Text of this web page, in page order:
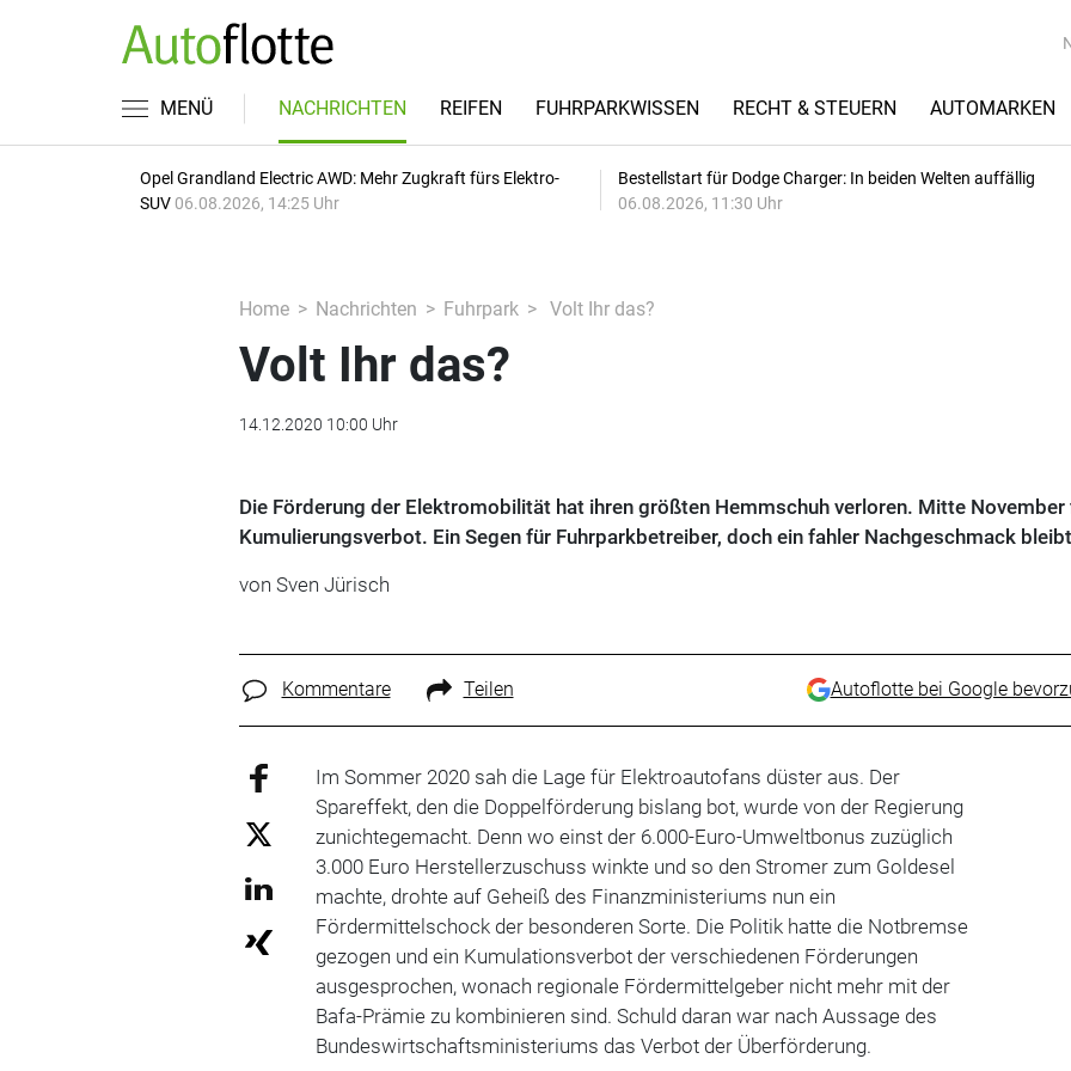
MENÜ NACHRICHTEN REIFEN FUHRPARKWISSEN RECHT & STEUERN AUTOMARKEN
Opel Grandland Electric AWD: Mehr Zugkraft fürs Elektro-
SUV 06.08.2026, 14:25 Uhr
Bestellstart für Dodge Charger: In beiden Welten auffällig
06.08.2026, 11:30 Uhr
Home Nachrichten Fuhrpark Volt Ihr das?
Volt Ihr das?
14.12.2020 10:00 Uhr
Die Förderung der Elektromobilität hat ihren größten Hemmschuh verloren. Mitte November
Kumulierungsverbot. Ein Segen für Fuhrparkbetreiber, doch ein fahler Nachgeschmack
von Sven Jürisch
Kommentare Teilen Autoflotte bei Google
Im Sommer 2020 sah die Lage für Elektroautofans düster aus. Der
Spareffekt, den die Doppelförderung bislang bot, wurde von der Regierung
zunichtegemacht. Denn wo einst der 6.000-Euro-Umweltbonus zuzüglich
3.000 Euro Herstellerzuschuss winkte und so den Stromer zum Goldesel
machte, drohte auf Geheiß des Finanzministeriums nun ein
Fördermittelschock der besonderen Sorte. Die Politik hatte die Notbremse
gezogen und ein Kumulationsverbot der verschiedenen Förderungen
ausgesprochen, wonach regionale Fördermittelgeber nicht mehr mit der
Bafa-Prämie zu kombinieren sind. Schuld daran war nach Aussage des
Bundeswirtschaftsministeriums das Verbot der Überförderung.